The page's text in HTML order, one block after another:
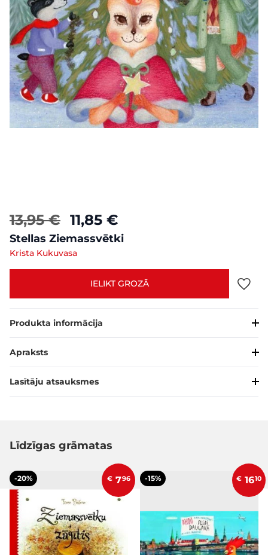
13,95 € 11,85 €
Stellas Ziemassvētki
Krista Kukuvasa
IELIKT GROZĀ
Produkta informācija
Apraksts
Lasītāju atsauksmes
Līdzīgas grāmatas
-20% € 796 -15% € 1610